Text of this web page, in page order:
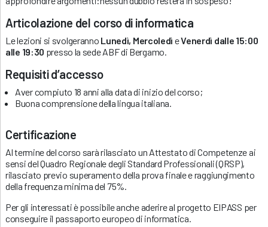
Articolazione del corso di informatica
Le lezioni si svolgeranno Lunedì, Mercoledì eVenerdì dalle 15:00
alle 19:30 presso la sede ABF di Bergamo.
Requisiti d’accesso
Aver compiuto 18 anni alla data di inizio del corso;
Buona comprensione della lingua italiana.
Certificazione
Al termine del corso sarà rilasciato un Attestato di Competenze ai
sensi del Quadro Regionale degli Standard Professionali (QRSP),
rilasciato previo superamento della prova finale e raggiungimento
della frequenza minima del 75%.
Per gli interessati è possibile anche aderire al progetto EIPASS per
conseguire il passaporto europeo di informatica.